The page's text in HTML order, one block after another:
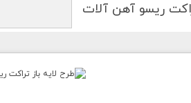
ریسو آهن آلات